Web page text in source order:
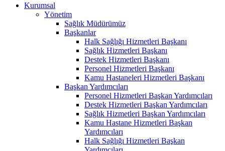
Kurumsal
Yönetim
Sağlık Müdürümüz
Başkanlar
Halk Sağlığı Hizmetleri Başkanı
Sağlık Hizmetleri Başkanı
Destek Hizmetleri Başkanı
Personel Hizmetleri Başkanı
Kamu Hastaneleri Hizmetleri Başkanı
Başkan Yardımcıları
Personel Hizmetleri Başkan Yardımcıları
Destek Hizmetleri Başkan Yardımcıları
Sağlık Hizmetleri Başkan Yardımcıları
Kamu Hastane Hizmetleri Başkan
Yardımcıları
Halk Sağlığı Hizmetleri Başkan